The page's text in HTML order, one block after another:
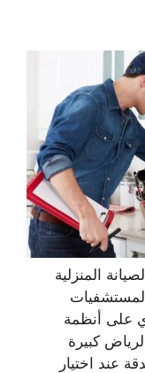
المنزلية
على أنظمة
كبيرة
عند اختيار